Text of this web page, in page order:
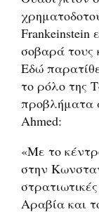
Frankeinstein
σοβαρά τους
Εδώ
το ρόλο της
προβλήματα
Ahmed:
«Με το
στην
Αραβία και